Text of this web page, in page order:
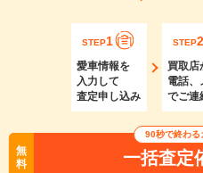
STEP1
愛車情報を
入力して
査定申し込み
STEP2
買取店
電話、
でご連
無
料
90秒で終わる
一括査定